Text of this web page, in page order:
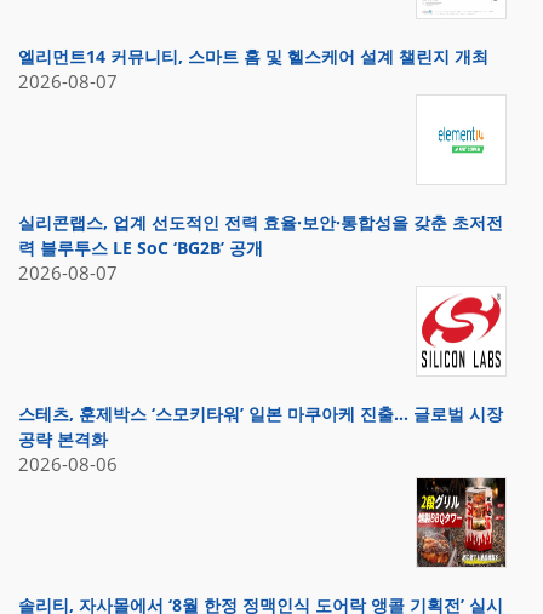
엘리먼트14 커뮤니티, 스마트 홈 및 헬스케어 설계 챌린지 개최
2026-08-07
실리콘랩스, 업계 선도적인 전력 효율·보안·통합성을 갖춘 초저전
력 블루투스 LE SoC ‘BG2B’ 공개
2026-08-07
스테츠, 훈제박스 ‘스모키타워’ 일본 마쿠아케 진출… 글로벌 시장
공략 본격화
2026-08-06
솔리티, 자사몰에서 ‘8월 한정 정맥인식 도어락 앵콜 기획전’ 실시